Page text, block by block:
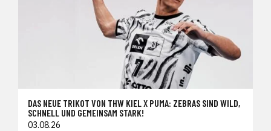
DAS NEUE TRIKOT VON THW KIEL X PUMA: ZEBRAS SIND WILD,
SCHNELL UND GEMEINSAM STARK!
03.08.26